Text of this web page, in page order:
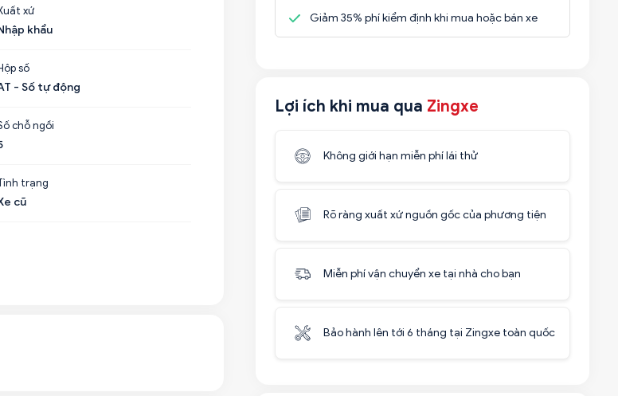
Giảm 35% phí kiểm định khi mua hoặc bán xe
Lợi ích khi mua qua Zingxe
Không giới hạn miễn phí lái thử
Rõ ràng xuất xứ nguồn gốc của phương tiện
Miễn phí vận chuyển xe tại nhà cho bạn
Bảo hành lên tới 6 tháng tại Zingxe toàn quốc
xứ
khẩu
số
- Số tự động
chỗ ngồi
trạng
cũ